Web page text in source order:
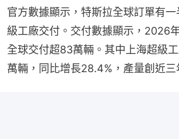
官方數據顯示，特斯拉全球訂單有
級工廠交付。交付數據顯示，2026
全球交付超83萬輛。其中上海超級
萬輛，同比增長28.4%，產量創近三